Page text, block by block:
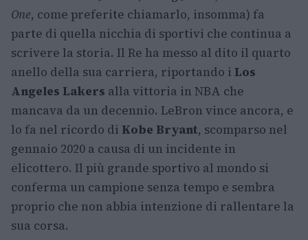
One, come preferite chiamarlo, insomma) fa
parte di quella nicchia di sportivi che continua a
scrivere la storia. Il Re ha messo al dito il quarto
anello della sua carriera, riportando i Los
Angeles Lakers alla vittoria in NBA che
mancava da un decennio. LeBron vince ancora, e
lo fa nel ricordo di Kobe Bryant, scomparso nel
gennaio 2020 a causa di un incidente in
elicottero. Il più grande sportivo al mondo si
conferma un campione senza tempo e sembra
proprio che non abbia intenzione di rallentare la
sua corsa.